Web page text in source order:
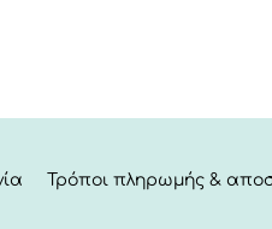
Τρόποι πληρωμής &